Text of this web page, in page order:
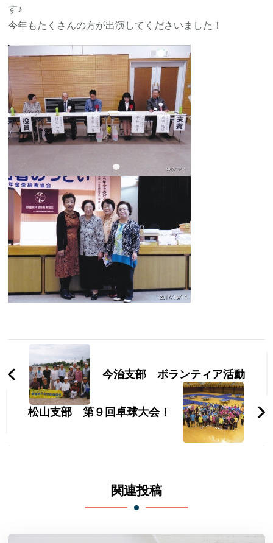
す♪
今年もたくさんの方が出演してくださいました！
稿
ゲ
ン
今治支部 ボランティア活動
松山支部 第９回卓球大会！
関連投稿